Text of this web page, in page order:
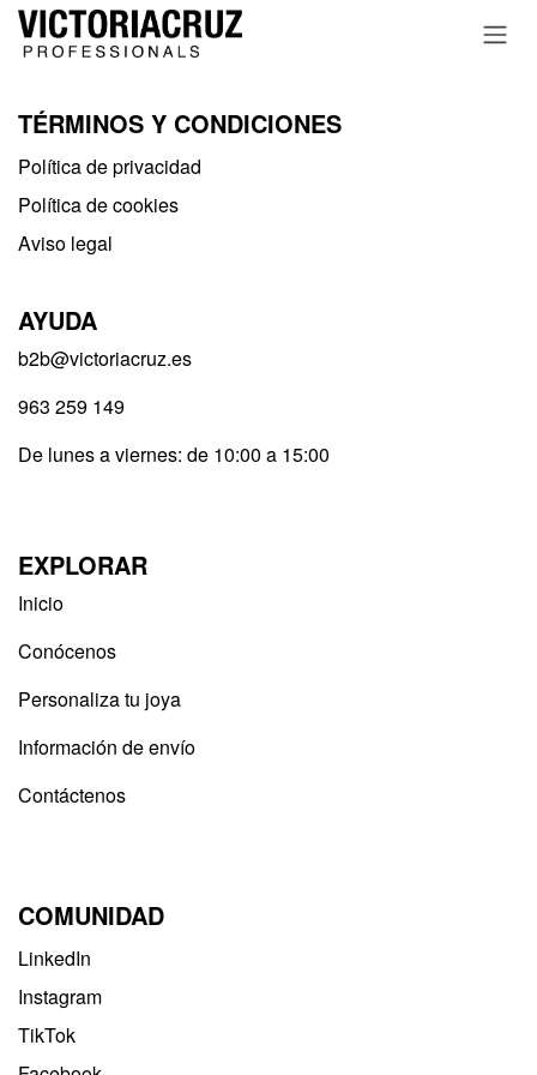
Ir al contenido
TÉRMINOS Y CONDICIONES
Política de privacidad​
Política de cookies
Aviso legal
AYUDA
b2b@victoriacruz.es
963 259 149
De lunes a viernes: de 10:00 a 15:00
EXPLORAR
Inicio
Conócenos
Personaliza tu joya
Información de envío
Contáctenos
COMUNIDAD
LinkedIn
Instagram
TikTok